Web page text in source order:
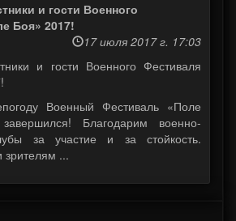
и гости Военного
Боя» 2017!
17 июля 2017 г. 17:03
и гости Военного Фестиваля
Военный Фестиваль «Поле
Благодарим военно-
за участие и за стойкость.
зрителям ...